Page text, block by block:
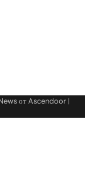
отAscendoor |